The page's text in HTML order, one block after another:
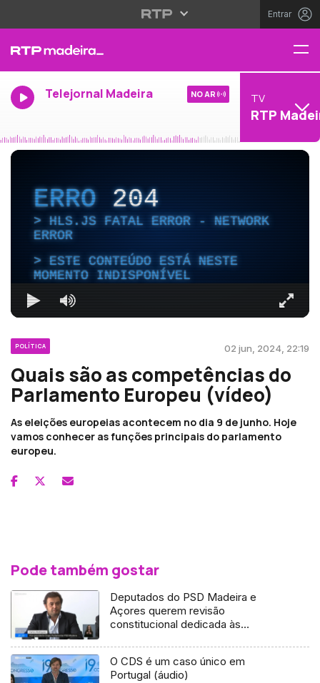
Entrar
Telejornal Madeira NO AR TV
RTP
ERRO204
HLS.JS FATAL ERROR - NETWORK
ERROR
ESTE CONTEÚDO ESTÁ NESTE
MOMENTO INDISPONÍVEL
POLÍTICA 02 jun, 2024, 22:19
Quais são as competências do
Parlamento Europeu (vídeo)
As eleições europeias acontecem no dia 9 de junho. Hoje
vamos conhecer as funções principais do parlamento
europeu.
Pode também gostar
Deputados do PSD Madeira e
Açores querem revisão
constitucional dedicada às
O CDS é um caso único em
Portugal (áudio)